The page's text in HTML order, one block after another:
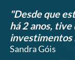
"Desde que
há 2 anos,
investimentos
Sandra Góis